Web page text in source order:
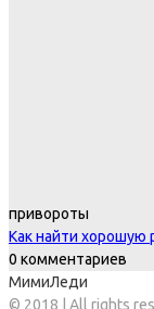
привороты
Как найти хорошую
0 комментариев
МимиЛеди
© 2018 | All rights